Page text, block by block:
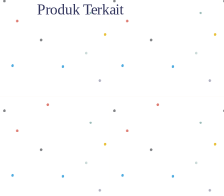
Produk Terkait
Baca selengkapnya